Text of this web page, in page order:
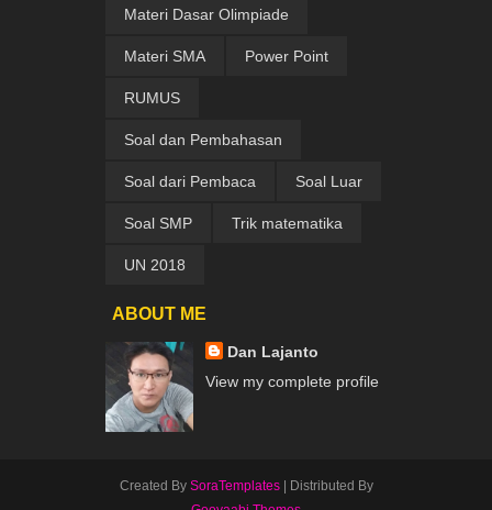
Materi Dasar Olimpiade
Materi SMA Power Point
RUMUS
Soal dan Pembahasan
Soal dari Pembaca Soal Luar
Soal SMP Trik matematika
UN 2018
ABOUT ME
Dan Lajanto
View my complete profile
Created By SoraTemplates| Distributed By